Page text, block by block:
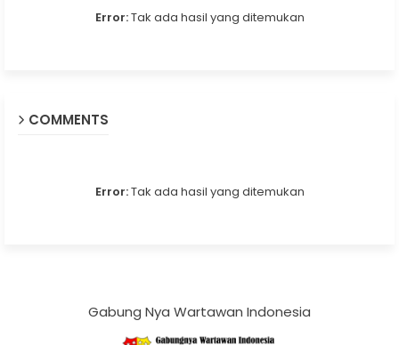
Error:Tak ada hasil yang ditemukan
COMMENTS
Error:Tak ada hasil yang ditemukan
Gabung Nya Wartawan Indonesia